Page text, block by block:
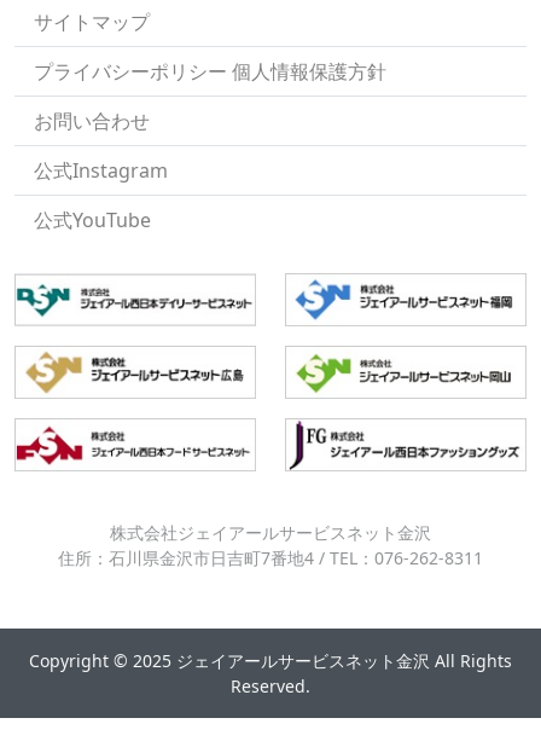
サイトマップ
プライバシーポリシー 個人情報保護方針
お問い合わせ
公式Instagram
公式YouTube
株式会社ジェイアールサービスネット金沢
住所：石川県金沢市日吉町7番地4 / TEL：076-262-8311
Copyright © 2025 ジェイアールサービスネット金沢 All Rights
Reserved.